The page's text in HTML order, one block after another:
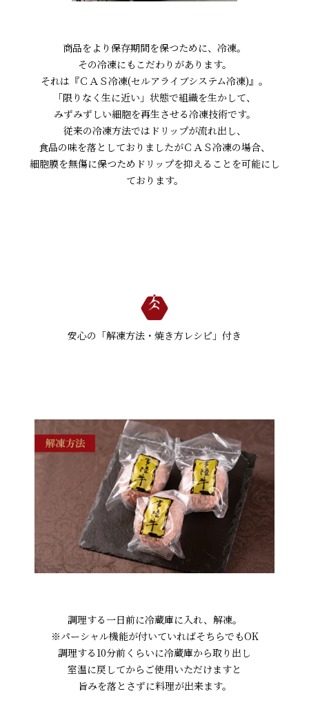
商品をより保存期間を保つために、冷凍。
その冷凍にもこだわりがあります。
それは『ＣＡＳ冷凍(セルアライブシステム冷凍)』。
「限りなく生に近い」状態で組織を生かして、
みずみずしい細胞を再生させる冷凍技術です。
従来の冷凍方法ではドリップが流れ出し、
食品の味を落としておりましたがＣＡＳ冷凍の場合、
細胞膜を無傷に保つためドリップを抑えることを可能にし
ております。
安心の「解凍方法・焼き方レシピ」付き
調理する一日前に冷蔵庫に入れ、解凍。
※パーシャル機能が付いていればそちらでもOK
調理する10分前くらいに冷蔵庫から取り出し
室温に戻してからご使用いただけますと
旨みを落とさずに料理が出来ます。